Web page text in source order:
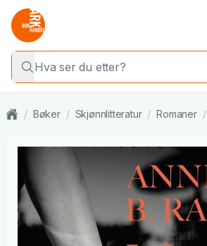
/ Bøker / Skjønnlitteratur / Romaner /